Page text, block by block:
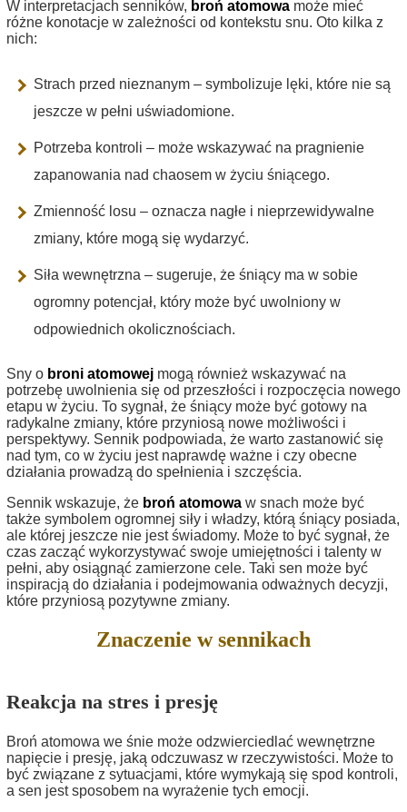
W interpretacjach senników, broń atomowa może mieć
różne konotacje w zależności od kontekstu snu. Oto kilka z
nich:
Strach przed nieznanym – symbolizuje lęki, które nie są
jeszcze w pełni uświadomione.
Potrzeba kontroli – może wskazywać na pragnienie
zapanowania nad chaosem w życiu śniącego.
Zmienność losu – oznacza nagłe i nieprzewidywalne
zmiany, które mogą się wydarzyć.
Siła wewnętrzna – sugeruje, że śniący ma w sobie
ogromny potencjał, który może być uwolniony w
odpowiednich okolicznościach.
Sny o broni atomowej mogą również wskazywać na
potrzebę uwolnienia się od przeszłości i rozpoczęcia nowego
etapu w życiu. To sygnał, że śniący może być gotowy na
radykalne zmiany, które przyniosą nowe możliwości i
perspektywy. Sennik podpowiada, że warto zastanowić się
nad tym, co w życiu jest naprawdę ważne i czy obecne
działania prowadzą do spełnienia i szczęścia.
Sennik wskazuje, że broń atomowa w snach może być
także symbolem ogromnej siły i władzy, którą śniący posiada,
ale której jeszcze nie jest świadomy. Może to być sygnał, że
czas zacząć wykorzystywać swoje umiejętności i talenty w
pełni, aby osiągnąć zamierzone cele. Taki sen może być
inspiracją do działania i podejmowania odważnych decyzji,
które przyniosą pozytywne zmiany.
Znaczenie w sennikach
Reakcja na stres i presję
Broń atomowa we śnie może odzwierciedlać wewnętrzne
napięcie i presję, jaką odczuwasz w rzeczywistości. Może to
być związane z sytuacjami, które wymykają się spod kontroli,
a sen jest sposobem na wyrażenie tych emocji.